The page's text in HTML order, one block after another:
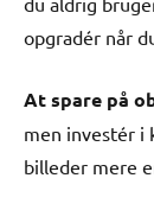
opgradér når
At spare på
men investér i
billeder mere